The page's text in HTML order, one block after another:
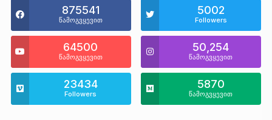
875541
წამოგვყევით
5002
Followers
64500
წამოგვყევით
50,254
წამოგვყევით
23434
Followers
5870
წამოგვყევით